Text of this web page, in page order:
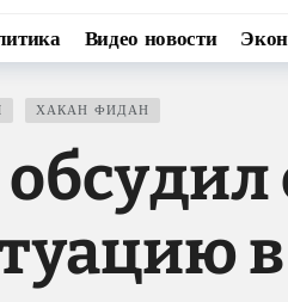
Видео новости
ХАКАН ФИДАН
в